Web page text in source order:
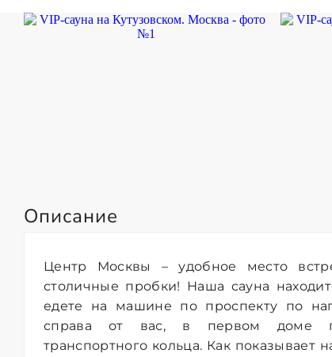
Описание
Центр Москвы – удобное место
столичные пробки! Наша сауна
едете на машине по проспекту по
справа от вас, в первом доме
транспортного кольца. Как показывает